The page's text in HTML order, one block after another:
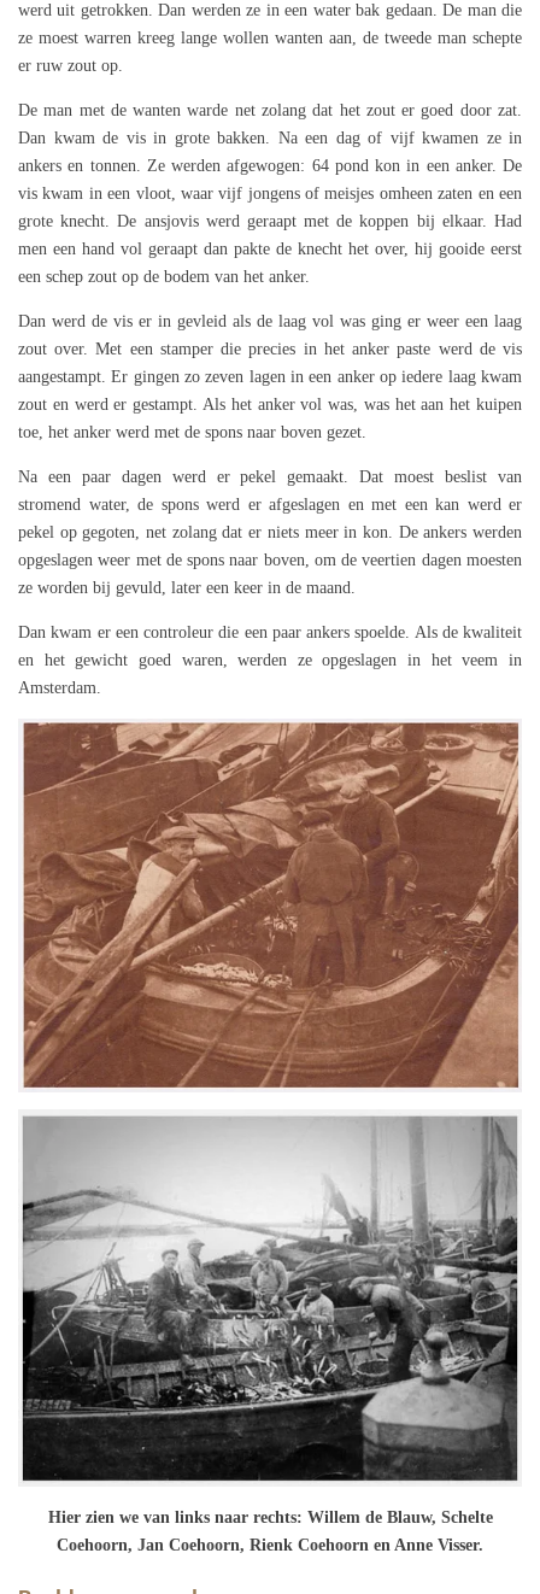
werd uit getrokken. Dan werden ze in een water bak gedaan. De man die
ze moest warren kreeg lange wollen wanten aan, de tweede man schepte
er ruw zout op.
De man met de wanten warde net zolang dat het zout er goed door zat.
Dan kwam de vis in grote bakken. Na een dag of vijf kwamen ze in
ankers en tonnen. Ze werden afgewogen: 64 pond kon in een anker. De
vis kwam in een vloot, waar vijf jongens of meisjes omheen zaten en een
grote knecht. De ansjovis werd geraapt met de koppen bij elkaar. Had
men een hand vol geraapt dan pakte de knecht het over, hij gooide eerst
een schep zout op de bodem van het anker.
Dan werd de vis er in gevleid als de laag vol was ging er weer een laag
zout over. Met een stamper die precies in het anker paste werd de vis
aangestampt. Er gingen zo zeven lagen in een anker op iedere laag kwam
zout en werd er gestampt. Als het anker vol was, was het aan het kuipen
toe, het anker werd met de spons naar boven gezet.
Na een paar dagen werd er pekel gemaakt. Dat moest beslist van
stromend water, de spons werd er afgeslagen en met een kan werd er
pekel op gegoten, net zolang dat er niets meer in kon. De ankers werden
opgeslagen weer met de spons naar boven, om de veertien dagen moesten
ze worden bij gevuld, later een keer in de maand.
Dan kwam er een controleur die een paar ankers spoelde. Als de kwaliteit
en het gewicht goed waren, werden ze opgeslagen in het veem in
Amsterdam.
Hier zien we van links naar rechts: Willem de Blauw, Schelte
Coehoorn, Jan Coehoorn, Rienk Coehoorn en Anne Visser.